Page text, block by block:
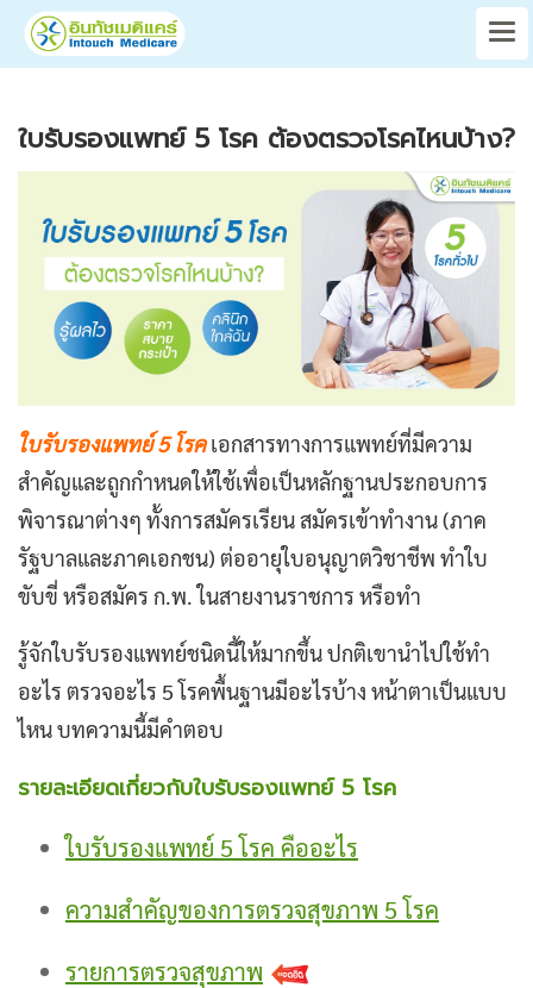
ใบรับรองแพทย์ 5 โรค ต้องตรวจโรคไหนบ้าง?
ใบรับรองแพทย์ 5 โรคเอกสารทางการแพทย์ที่มีความ
สำคัญและถูกกำหนดให้ใช้เพื่อเป็นหลักฐานประกอบการ
พิจารณาต่างๆ ทั้งการสมัครเรียน สมัครเข้าทำงาน (ภาค
รัฐบาลและภาคเอกชน) ต่ออายุใบอนุญาตวิชาชีพ ทำใบ
ขับขี่ หรือสมัคร ก.พ. ในสายงานราชการ หรือทำ
รู้จักใบรับรองแพทย์ชนิดนี้ให้มากขึ้น ปกติเขานำไปใช้ทำ
อะไร ตรวจอะไร 5 โรคพื้นฐานมีอะไรบ้าง หน้าตาเป็นแบบ
ไหน บทความนี้มีคำตอบ
รายละเอียดเกี่ยวกับใบรับรองแพทย์ 5 โรค
ใบรับรองแพทย์ 5 โรค คืออะไร
ความสำคัญของการตรวจสุขภาพ 5 โรค
รายการตรวจสุขภาพ